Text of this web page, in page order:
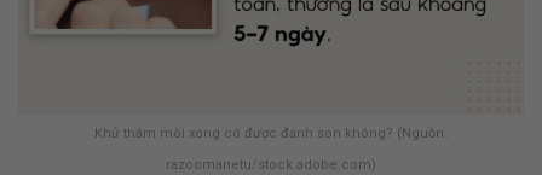
Khử thâm môi xong có được đánh son không? (Nguồn:
razoomanetu/stock.adobe.com)